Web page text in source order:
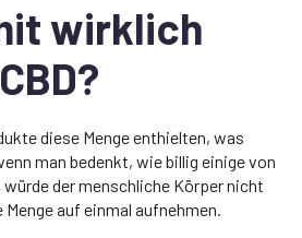
wirklich
diese Menge enthielten, was
man bedenkt, wie billig einige von
der menschliche Körper nicht
auf einmal aufnehmen.